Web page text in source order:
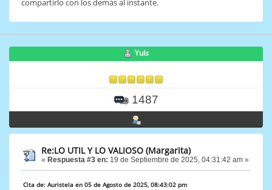
compartirlo con los demás al instante.
Yuls
1487
Re:LO UTIL Y LO VALIOSO (Margarita)
« Respuesta #3 en: 19 de Septiembre de 2025, 04:31:42 am »
Cita de: Auristela en 05 de Agosto de 2025, 08:43:02 pm